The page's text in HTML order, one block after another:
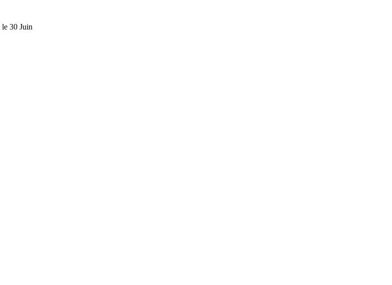
le 30 Juin